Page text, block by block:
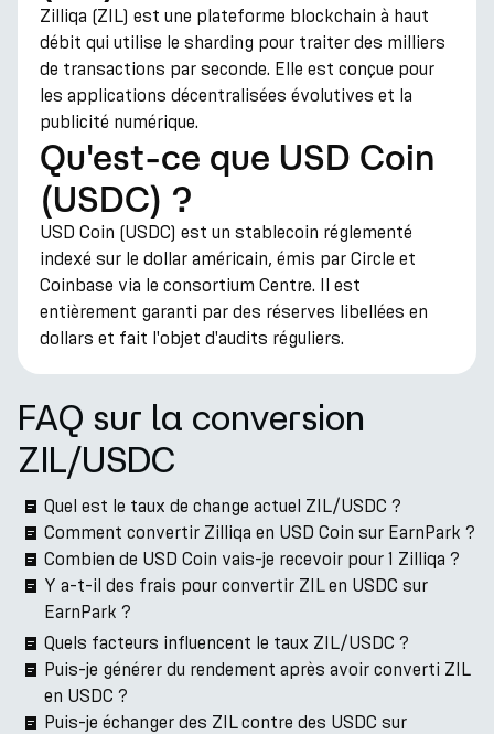
Zilliqa (ZIL) est une plateforme blockchain à haut
débit qui utilise le sharding pour traiter des milliers
de transactions par seconde. Elle est conçue pour
les applications décentralisées évolutives et la
publicité numérique.
Qu'est-ce que USD Coin
(USDC) ?
USD Coin (USDC) est un stablecoin réglementé
indexé sur le dollar américain, émis par Circle et
Coinbase via le consortium Centre. Il est
entièrement garanti par des réserves libellées en
dollars et fait l'objet d'audits réguliers.
FAQ sur la conversion
ZIL/USDC
Quel est le taux de change actuel ZIL/USDC ?
Comment convertir Zilliqa en USD Coin sur EarnPark ?
Combien de USD Coin vais-je recevoir pour 1 Zilliqa ?
Y a-t-il des frais pour convertir ZIL en USDC sur
EarnPark ?
Quels facteurs influencent le taux ZIL/USDC ?
Puis-je générer du rendement après avoir converti ZIL
en USDC ?
Puis-je échanger des ZIL contre des USDC sur